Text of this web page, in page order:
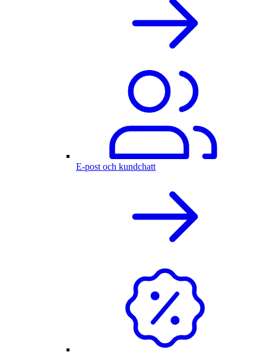
E-post och kundchatt